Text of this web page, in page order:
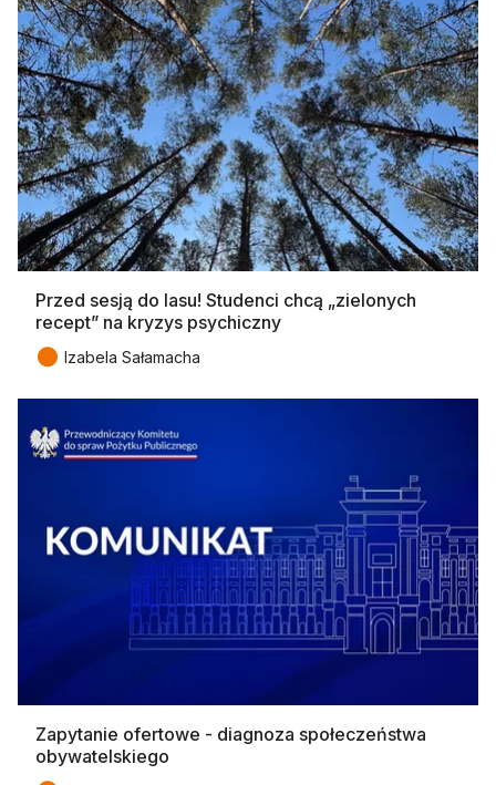
Przed sesją do lasu! Studenci chcą „zielonych
recept” na kryzys psychiczny
● Izabela Sałamacha
Zapytanie ofertowe - diagnoza społeczeństwa
obywatelskiego